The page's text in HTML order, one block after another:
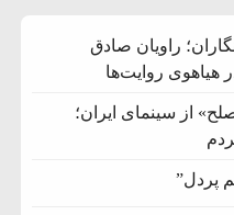
راویان صادق
هیاهوی روایت‌ها
از سینمای ایران؛
پردل”